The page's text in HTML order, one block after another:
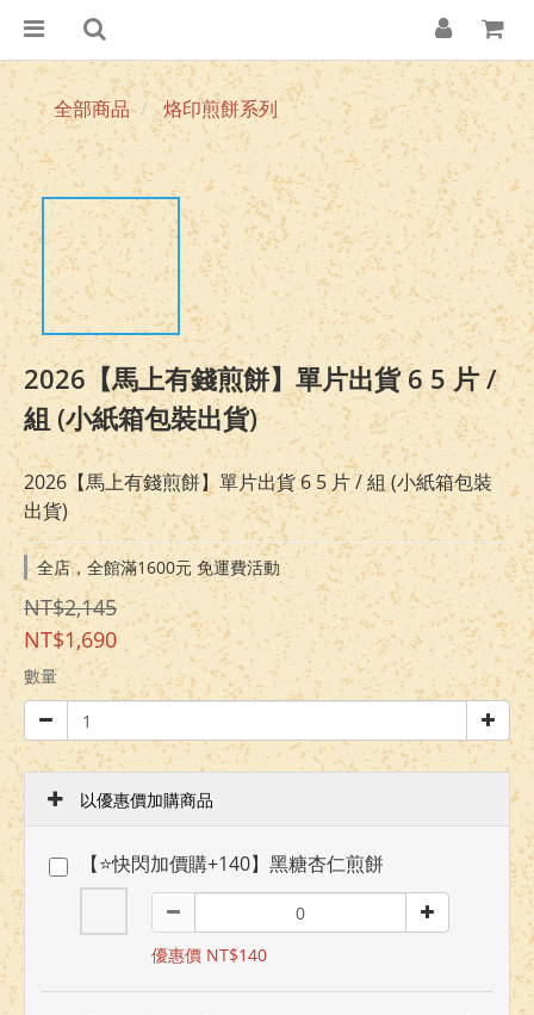
全部商品 烙印煎餅系列
2026【馬上有錢煎餅】單片出貨 6 5 片 /
組 (小紙箱包裝出貨)
2026【馬上有錢煎餅】單片出貨 6 5 片 / 組 (小紙箱包裝
出貨)
全店，全館滿1600元 免運費活動
NT$2,145
NT$1,690
數量
以優惠價加購商品
【⭐快閃加價購+140】黑糖杏仁煎餅
優惠價 NT$140